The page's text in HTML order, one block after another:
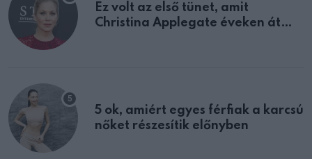
Ez volt az első tünet, amit
Christina Applegate éveken át
5 ok, amiért egyes férfiak a karcsú
nőket részesítik előnyben